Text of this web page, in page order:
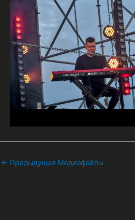
← Предыдущая Медиафайлы